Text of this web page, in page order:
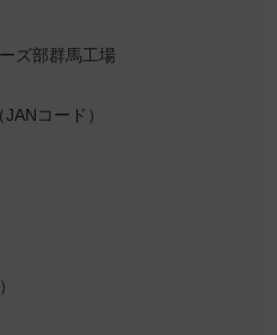
ズ部群馬工場
コード）